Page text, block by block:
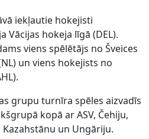
iekļautie hokejisti
Vācijas hokeja līgā (DEL).
viens spēlētājs no Šveices
un viens hokejists no
grupu turnīra spēles aizvadīs
kopā ar ASV, Čehiju,
un Ungāriju.